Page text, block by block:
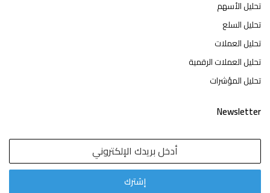
تحليل الأسهم
تحليل السلع
تحليل العملات
تحليل العملات الرقمية
تحليل المؤشرات
Newsletter